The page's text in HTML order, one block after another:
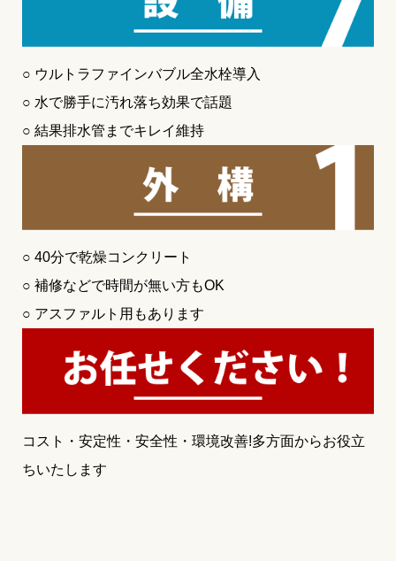
○ ウルトラファインバブル全水栓導入
○ 水で勝手に汚れ落ち効果で話題
○ 結果排水管までキレイ維持
○ 40分で乾燥コンクリート
○ 補修などで時間が無い方もOK
○ アスファルト用もあります
コスト・安定性・安全性・環境改善!多方面からお役立
ちいたします